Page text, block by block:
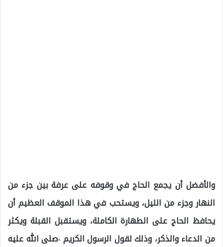
والأفضل أن يجمع الحاج في وقوفه على عرفة بين جزء من
النهار وجزء من الليل، ويستحب في هذا الموقف العظيم أن
يحافظ الحاج على الطهارة الكاملة، ويستقبل القبلة ويكثر
من الدعاء والذكر، وذلك لقول الرسول الكريم -صلى الله عليه